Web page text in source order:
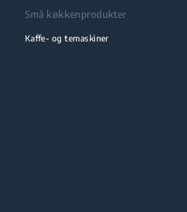
Små køkkenprodukter
Kaffe- og temaskiner